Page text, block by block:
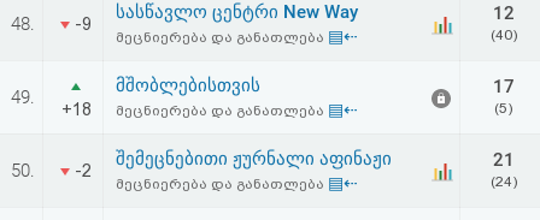
პასუხისმგებლობის
48. -9
სასწავლო ცენტრი New Way
მეცნიერება და განათლება ▤⇠
12
(40)
49.
+18
მშობლებისთვის
მეცნიერება და განათლება ▤⇠
17
(5)
50. -2
შემეცნებითი ჟურნალი აფინაჟი
მეცნიერება და განათლება ▤⇠
21
(24)